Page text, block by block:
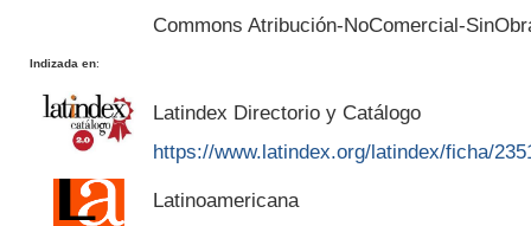
Commons Atribución-NoComercial-
Indizada en:
Latindex Directorio y Catálogo
https://www.latindex.org/latindex/ficha/
Latinoamericana